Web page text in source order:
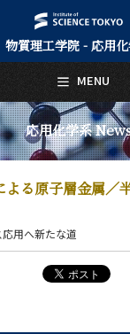
物質理工学院 - 応用
応用化学系
よる原子層金属／
用へ新たな道
MENU
いて